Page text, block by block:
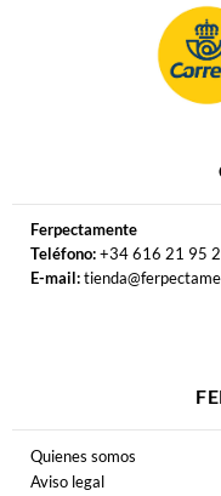
Ferpectamente
Teléfono:+34 616 21 95
E-mail:
Quienes somos
Aviso legal